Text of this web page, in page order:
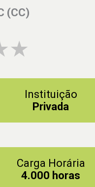
(CC)
Instituição
Privada
Carga Horária
4.000 horas